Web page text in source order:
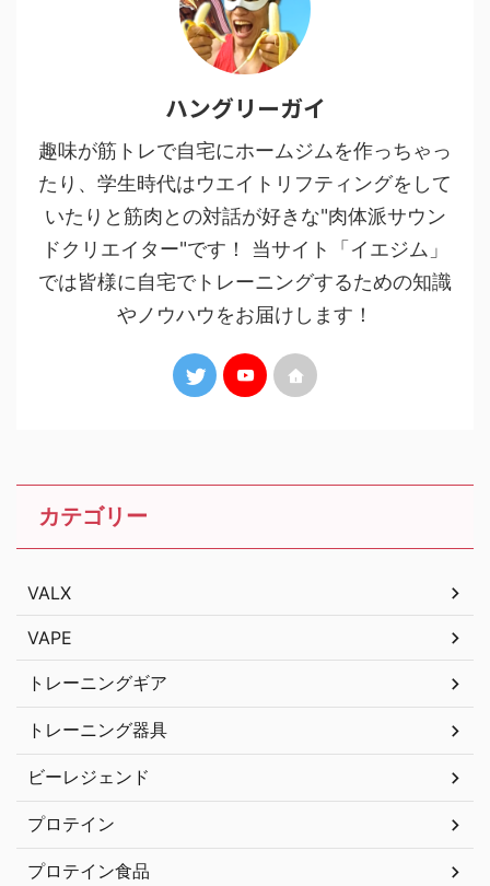
ハングリーガイ
趣味が筋トレで自宅にホームジムを作っちゃっ
たり、学生時代はウエイトリフティングをして
いたりと筋肉との対話が好きな"肉体派サウン
ドクリエイター"です！ 当サイト「イエジム」
では皆様に自宅でトレーニングするための知識
やノウハウをお届けします！
カテゴリー
VALX
VAPE
トレーニングギア
トレーニング器具
ビーレジェンド
プロテイン
プロテイン食品